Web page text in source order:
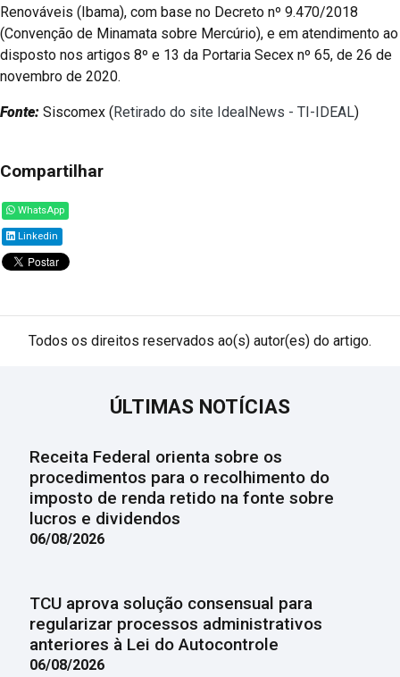
Renováveis (Ibama), com base no Decreto nº 9.470/2018
(Convenção de Minamata sobre Mercúrio), e em atendimento ao
disposto nos artigos 8º e 13 da Portaria Secex nº 65, de 26 de
novembro de 2020.
Fonte: Siscomex (Retirado do site IdealNews - TI-IDEAL)
Compartilhar
WhatsApp
Linkedin
Todos os direitos reservados ao(s) autor(es) do artigo.
ÚLTIMAS NOTÍCIAS
Receita Federal orienta sobre os
procedimentos para o recolhimento do
imposto de renda retido na fonte sobre
lucros e dividendos
06/08/2026
TCU aprova solução consensual para
regularizar processos administrativos
anteriores à Lei do Autocontrole
06/08/2026